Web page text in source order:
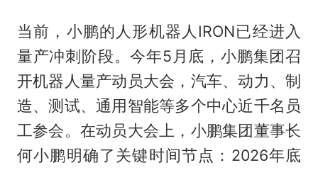
当前，小鹏的人形机器人IRON已经进入
量产冲刺阶段。今年5月底，小鹏集团召
开机器人量产动员大会，汽车、动力、制
造、测试、通用智能等多个中心近千名员
工参会。在动员大会上，小鹏集团董事长
何小鹏明确了关键时间节点：2026年底